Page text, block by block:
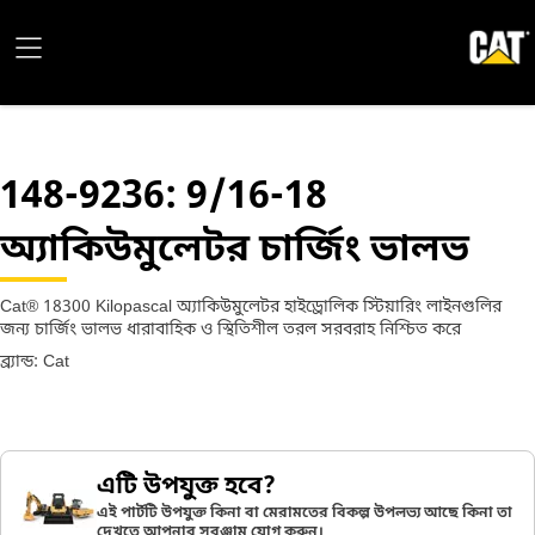
148-9236: 9/16-18
অ্যাকিউমুলেটর চার্জিং ভালভ
Cat® 18300 Kilopascal অ্যাকিউমুলেটর হাইড্রোলিক স্টিয়ারিং লাইনগুলির
জন্য চার্জিং ভালভ ধারাবাহিক ও স্থিতিশীল তরল সরবরাহ নিশ্চিত করে
ব্র্যান্ড: Cat
এটি উপযুক্ত হবে?
এই পার্টটি উপযুক্ত কিনা বা মেরামতের বিকল্প উপলভ্য আছে কিনা তা